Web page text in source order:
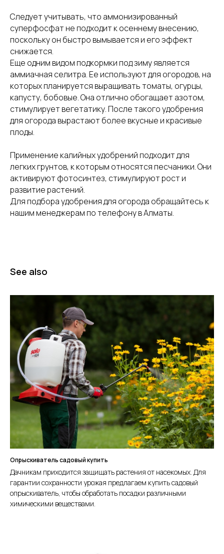
Следует учитывать, что аммонизированный
суперфосфат не подходит к осеннему внесению,
поскольку он быстро вымывается и его эффект
снижается.
Еще одним видом подкормки под зиму является
аммиачная селитра. Ее используют для огородов, на
которых планируется выращивать томаты, огурцы,
капусту, бобовые. Она отлично обогащает азотом,
стимулирует вегетатику. После такого удобрения
для огорода вырастают более вкусные и красивые
плоды.
Применение калийных удобрений подходит для
легких грунтов, к которым относятся песчаники. Они
активируют фотосинтез, стимулируют рост и
развитие растений.
Для подбора удобрения для огорода обращайтесь к
нашим менеджерам по телефону в Алматы.
See also
Опрыскиватель садовый купить
Дачникам приходится защищать растения от насекомых. Для
гарантии сохранности урожая предлагаем купить садовый
опрыскиватель, чтобы обработать посадки различными
химическими веществами.